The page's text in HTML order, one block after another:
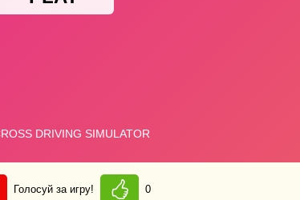
Голосуй за игру! 0